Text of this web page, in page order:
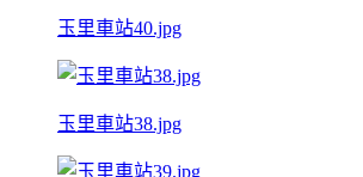
玉里車站40.jpg
玉里車站38.jpg